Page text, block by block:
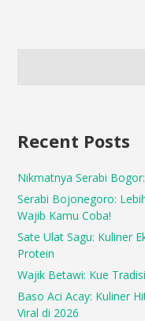
Recent Posts
Nikmatnya Serabi
Serabi Bojonegoro:
Wajib Kamu Coba!
Sate Ulat Sagu: Kuliner
Protein
Wajik Betawi: Kue
Baso Aci Acay: Kuliner
Viral di 2026